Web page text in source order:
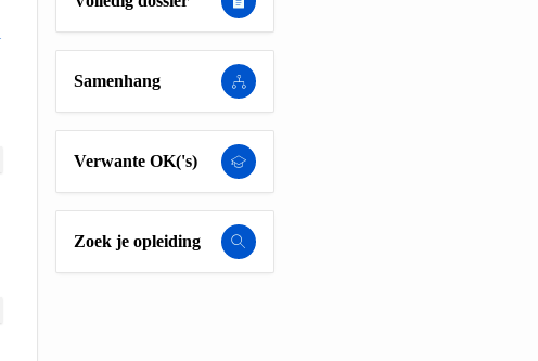
Samenhang
Verwante OK('s)
Zoek je opleiding